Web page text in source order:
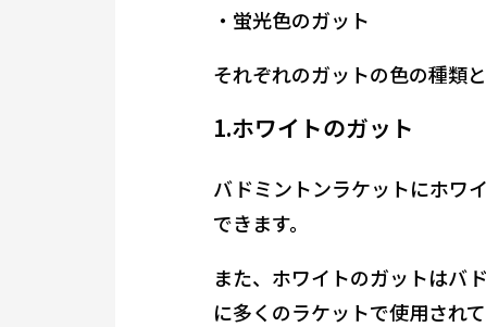
・蛍光色のガット
それぞれのガットの色の種類
1.ホワイトのガット
バドミントンラケットにホワ
できます。
また、ホワイトのガットはバ
に多くのラケットで使用され